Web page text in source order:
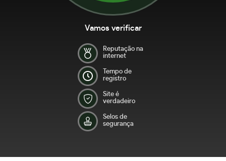
Vamos verificar
Reputação na
internet
Tempo de
registro
Site é
verdadeiro
Selos de
segurança